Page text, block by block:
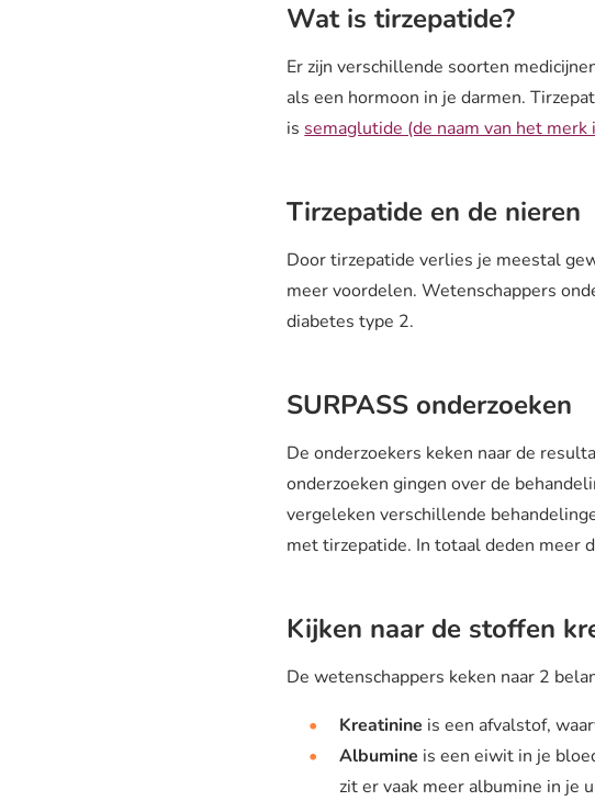
Wat is tirzepatide?
Er zijn verschillende soorten
als een hormoon in je darmen.
issemaglutide (de naam van het merk
Tirzepatide en de nieren
Door tirzepatide verlies je meestal
meer voordelen. Wetenschappers
diabetes type 2.
SURPASS onderzoeken
De onderzoekers keken naar de
onderzoeken gingen over de
vergeleken verschillende
met tirzepatide. In totaal deden meer
Kijken naar de stoffen
De wetenschappers keken naar 2
Kreatinine is een afvalstof,
Albumine is een eiwit in je
zit er vaak meer albumine in je